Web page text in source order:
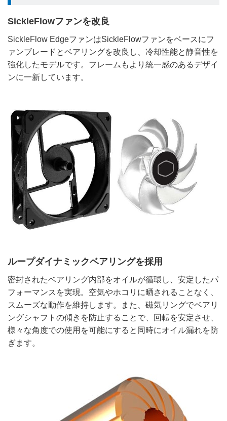
SickleFlowファンを改良
SickleFlow EdgeファンはSickleFlowファンをベースにフ
ァンブレードとベアリングを改良し、冷却性能と静音性を
強化したモデルです。フレームもより統一感のあるデザイ
ンに一新しています。
ループダイナミックベアリングを採用
密封されたベアリング内部をオイルが循環し、安定したパ
フォーマンスを実現。空気やホコリに晒されることなく、
スムーズな動作を維持します。また、磁気リングでベアリ
ングシャフトの傾きを防止することで、回転を安定させ、
様々な角度での使用を可能にすると同時にオイル漏れを防
ぎます。